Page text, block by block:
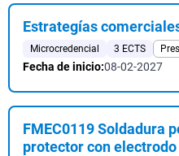
Estrategías
Microcredencial 3 ECTS
Fecha de inicio:08-02-2027
FMEC0119 Soldadura
protector con